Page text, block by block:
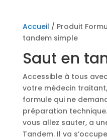
Accueil / Produit
tandem simple
Saut en
Accessible à tous
votre médecin
formule qui ne
préparation
vous allez sauter, a
Tandem. Il va